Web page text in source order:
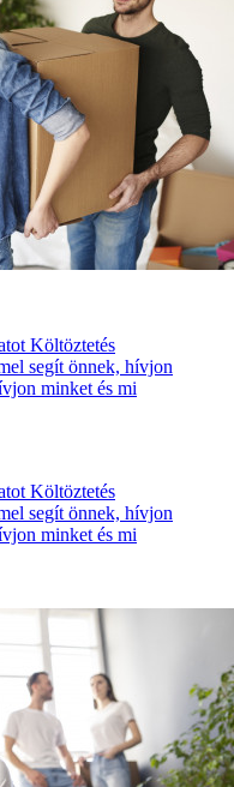
Költöztetés
segít önnek, hívjon
minket és mi
Költöztetés
segít önnek, hívjon
minket és mi